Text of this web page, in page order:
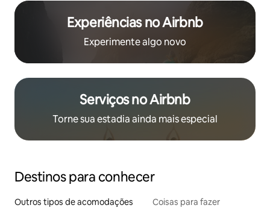
Experiências no Airbnb
Experimente algo novo
Serviços no Airbnb
Torne sua estadia ainda mais especial
Destinos para conhecer
Outros tipos de acomodações Coisas para fazer